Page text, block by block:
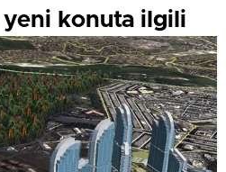
yeni konuta ilgili